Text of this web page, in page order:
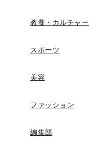
教養・カルチャー
スポーツ
美容
ファッション
編集部